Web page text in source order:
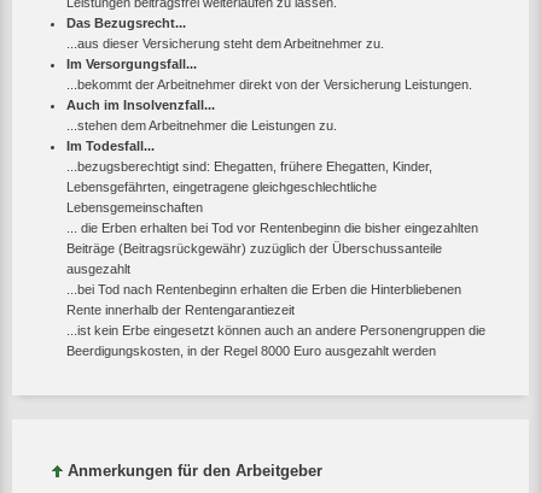
Das Bezugsrecht...
...aus dieser Versicherung steht dem Arbeitnehmer zu.
Im Versorgungsfall...
...bekommt der Arbeitnehmer direkt von der Versicherung Leistungen.
Auch im Insolvenzfall...
...stehen dem Arbeitnehmer die Leistungen zu.
Im Todesfall...
...bezugsberechtigt sind: Ehegatten, frühere Ehegatten, Kinder,
Lebensgefährten, eingetragene gleichgeschlechtliche
Lebensgemeinschaften
... die Erben erhalten bei Tod vor Rentenbeginn die bisher eingezahlten
Beiträge (Beitragsrückgewähr) zuzüglich der Überschussanteile
ausgezahlt
...bei Tod nach Rentenbeginn erhalten die Erben die Hinterbliebenen
Rente innerhalb der Rentengarantiezeit
...ist kein Erbe eingesetzt können auch an andere Personengruppen die
Beerdigungskosten, in der Regel 8000 Euro ausgezahlt werden
Anmerkungen für den Arbeitgeber